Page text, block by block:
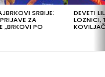
SRBIJE:
ZA
„BRKOVI PO
DEVETI
LOZNICI,